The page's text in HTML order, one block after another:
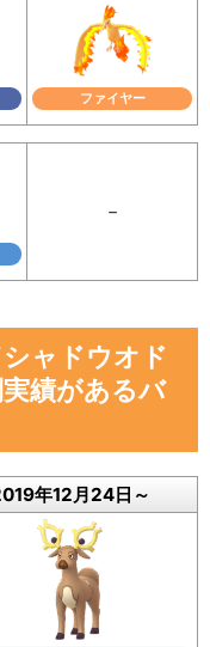
ファイヤー
－
ャドウオド
績があるバ
年12月24日～